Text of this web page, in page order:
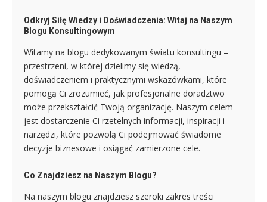
Odkryj Siłę Wiedzy i Doświadczenia: Witaj na Naszym
Blogu Konsultingowym
Witamy na blogu dedykowanym światu konsultingu –
przestrzeni, w której dzielimy się wiedzą,
doświadczeniem i praktycznymi wskazówkami, które
pomogą Ci zrozumieć, jak profesjonalne doradztwo
może przekształcić Twoją organizację. Naszym celem
jest dostarczenie Ci rzetelnych informacji, inspiracji i
narzędzi, które pozwolą Ci podejmować świadome
decyzje biznesowe i osiągać zamierzone cele.
Co Znajdziesz na Naszym Blogu?
Na naszym blogu znajdziesz szeroki zakres treści